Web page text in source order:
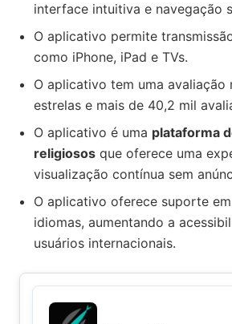
interface intuitiva e navegação
O aplicativo permite
como iPhone, iPad e TVs.
O aplicativo tem uma avaliação
estrelas e mais de 40,2 mil
O aplicativo é uma plataforma
religiosos que oferece uma
visualização contínua sem
O aplicativo oferece suporte
idiomas, aumentando a
usuários internacionais.